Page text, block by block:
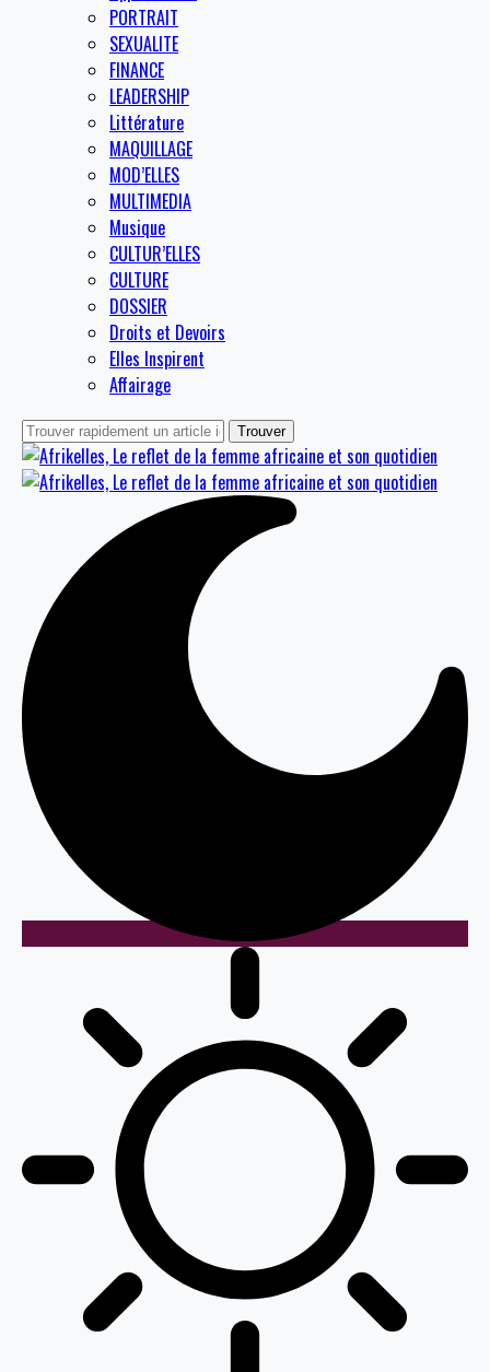
PORTRAIT
SEXUALITE
FINANCE
LEADERSHIP
Littérature
MAQUILLAGE
MOD’ELLES
MULTIMEDIA
Musique
CULTUR’ELLES
CULTURE
DOSSIER
Droits et Devoirs
Elles Inspirent
Affairage